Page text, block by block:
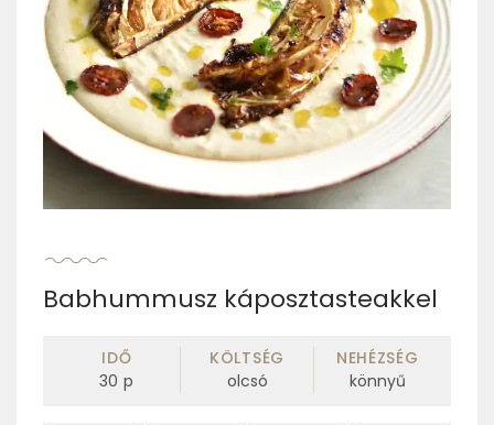
Babhummusz káposztasteakkel
IDŐ
30 p
KÖLTSÉG
olcsó
NEHÉZSÉG
könnyű